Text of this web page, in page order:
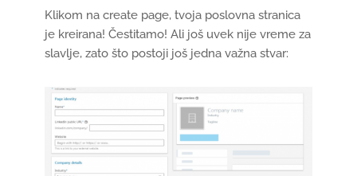
Klikom na create page, tvoja poslovna stranica
je kreirana! Čestitamo! Ali još uvek nije vreme za
slavlje, zato što postoji još jedna važna stvar: